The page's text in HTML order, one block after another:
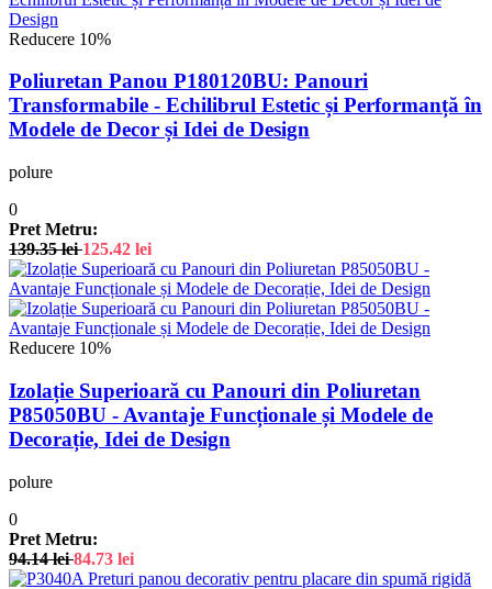
Reducere 10%
Poliuretan Panou P180120BU: Panouri
Transformabile - Echilibrul Estetic și Performanță în
Modele de Decor și Idei de Design
polure
0
Pret Metru:
139.35lei 125.42 lei
Reducere 10%
Izolație Superioară cu Panouri din Poliuretan
P85050BU - Avantaje Funcționale și Modele de
Decorație, Idei de Design
polure
0
Pret Metru:
94.14lei 84.73 lei